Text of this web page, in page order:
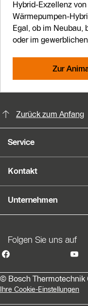
Hybrid-Exzellenz
Wärmepumpen-
Egal, ob im Neubau,
oder im
Zur
Zurück zum Anfang
Service
Kontakt
Unternehmen
Folgen Sie uns auf
© Bosch Thermotechnik
Ihre Cookie-Einstellungen